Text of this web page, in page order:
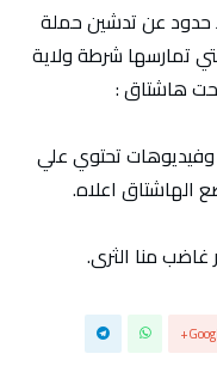
حدود عن تدشين حملة
تمارسها شرطة ولاية
هاشتاق :
تحتوي علي
الهاشتاق اعلاه.
منا الثرى.